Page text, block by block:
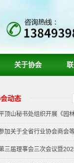
关于协会
动态
顶山秘书处组织开展《园
加关于全省行业协会商会
三届理事会三次会议暨